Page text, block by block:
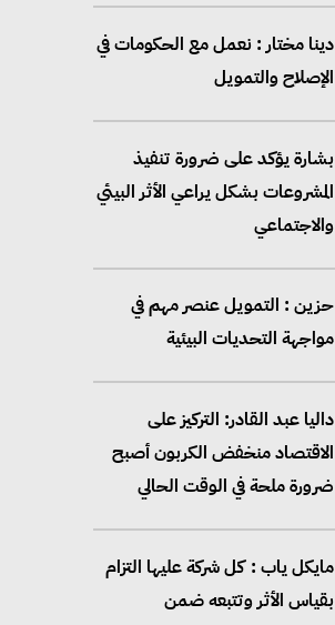
دينا مختار : نعمل مع الحكومات في
الإصلاح والتمويل
بشارة يؤكد على ضرورة تنفيذ
المشروعات بشكل يراعي الأثر البيئي
والاجتماعي
حزين : التمويل عنصر مهم في
مواجهة التحديات البيئية
داليا عبد القادر: التركيز على
الاقتصاد منخفض الكربون أصبح
ضرورة ملحة في الوقت الحالي
مايكل ياب : كل شركة عليها التزام
بقياس الأثر وتتبعه ضمن